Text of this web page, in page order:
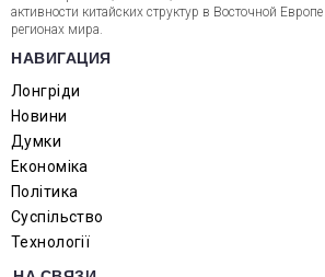
активности китайских структур в Восточной
регионах мира.
НАВИГАЦИЯ
Лонгріди
Новини
Думки
Економіка
Політика
Суспільство
Технології